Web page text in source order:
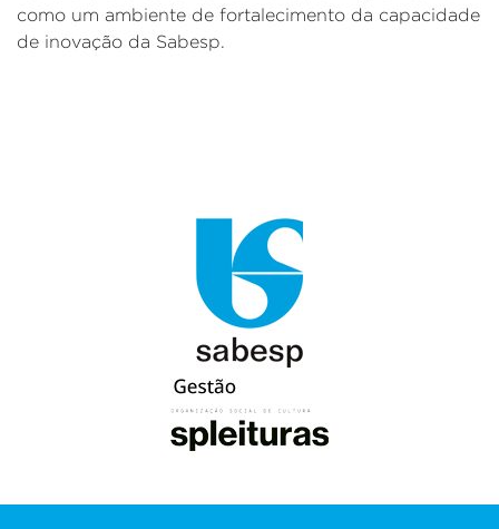
como um ambiente de fortalecimento da capacidade
de inovação da Sabesp.